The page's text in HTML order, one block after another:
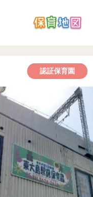
認証保育園